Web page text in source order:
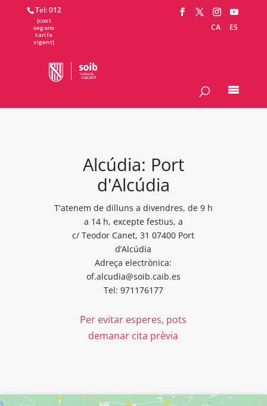
Tel: 012
CA
ES
Alcúdia: Port
d'Alcúdia
T'atenem de dilluns a divendres, de 9 h
a 14 h, excepte festius, a
c/ Teodor Canet, 31 07400 Port
d’Alcúdia
Adreça electrònica:
of.alcudia@soib.caib.es
Tel: 971176177
Per evitar esperes, pots
demanar cita prèvia